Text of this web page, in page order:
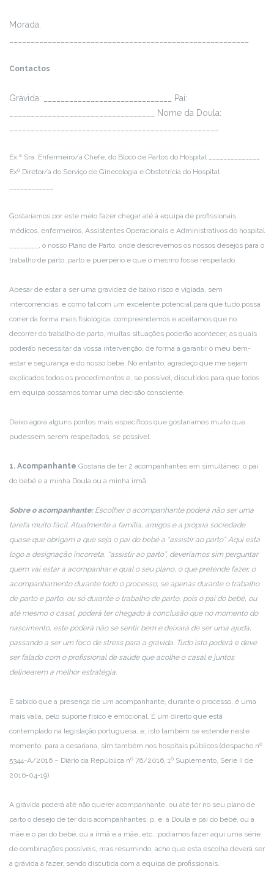
Morada:
Contactos
Grávida: ______________________________
Pai:
Nome da Doula:
Ex.ª Sra. Enfermeiro/a Chefe, do Bloco de Partos do Hospital ______________
Exº Diretor/a do Serviço de Ginecologia e Obstetrícia do Hospital
Gostaríamos por este meio fazer chegar até à equipa de profissionais,
médicos, enfermeiros, Assistentes Operacionais e Administrativos do hospital
________, o nosso Plano de Parto, onde descrevemos os nossos desejos para o
trabalho de parto, parto e puerpério e que o mesmo fosse respeitado.
Apesar de estar a ser uma gravidez de baixo risco e vigiada, sem
intercorrências, e como tal com um excelente potencial para que tudo possa
correr da forma mais fisiológica, compreendemos e aceitamos que no
decorrer do trabalho de parto, muitas situações poderão acontecer, as quais
poderão necessitar da vossa intervenção, de forma a garantir o meu bem-
estar e segurança e do nosso bebé. No entanto, agradeço que me sejam
explicados todos os procedimentos e, se possível, discutidos para que todos
em equipa possamos tomar uma decisão consciente.
Deixo agora alguns pontos mais específicos que gostaríamos muito que
pudessem serem respeitados, se possível:
1. Acompanhante Gostaria de ter 2 acompanhantes em simultâneo, o pai
do bebé e a minha Doula ou a minha irmã.
Sobre o acompanhante: Escolher o acompanhante poderá não ser uma
tarefa muito fácil. Atualmente a família, amigos e a própria sociedade
quase que obrigam a que seja o pai do bebé a “assistir ao parto”. Aqui está
logo a designação incorreta, “assistir ao parto”, deveríamos sim perguntar
quem vai estar a acompanhar e qual o seu plano, o que pretende fazer, o
acompanhamento durante todo o processo, se apenas durante o trabalho
de parto e parto, ou só durante o trabalho de parto, pois o pai do bebé, ou
até mesmo o casal, poderá ter chegado à conclusão que no momento do
nascimento, este poderá não se sentir bem e deixará de ser uma ajuda,
passando a ser um foco de stress para a grávida. Tudo isto poderá e deve
ser falado com o profissional de saúde que acolhe o casal e juntos
delinearem a melhor estratégia.
É sabido que a presença de um acompanhante, durante o processo, é uma
mais valia, pelo suporte físico e emocional. É um direito que está
contemplado na legislação portuguesa, e, isto também se estende neste
momento, para a cesariana, sim também nos hospitais públicos (despacho nº
5344-A/2016 – Diário da República nº 76/2016, 1º Suplemento, Serie II de
2016-04-19).
A grávida poderá até não querer acompanhante, ou até ter no seu plano de
parto o desejo de ter dois acompanhantes, p. e. a Doula e pai do bebé, ou a
mãe e o pai do bebé, ou a irmã e a mãe, etc., podíamos fazer aqui uma série
de combinações possíveis, mas resumindo, acho que esta escolha deverá ser
a grávida a fazer, sendo discutida com a equipa de profissionais.